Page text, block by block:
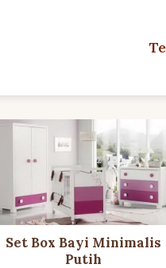
Set Box Bayi Minimalis
Putih